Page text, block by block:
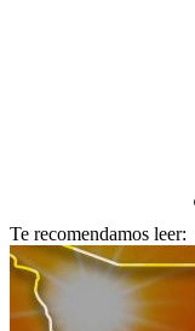
Te recomendamos leer: